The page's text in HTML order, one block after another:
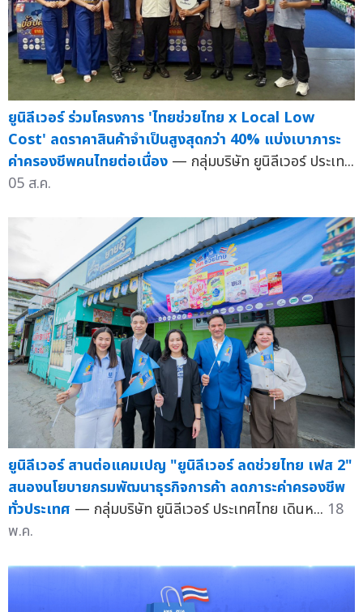
ยูนิลีเวอร์ ร่วมโครงการ 'ไทยช่วยไทย x Local Low
Cost' ลดราคาสินค้าจำเป็นสูงสุดกว่า 40% แบ่งเบาภาระ
ค่าครองชีพคนไทยต่อเนื่อง — กลุ่มบริษัท ยูนิลีเวอร์ ประเท...
05 ส.ค.
ยูนิลีเวอร์ สานต่อแคมเปญ "ยูนิลีเวอร์ ลดช่วยไทย เฟส 2"
สนองนโยบายกรมพัฒนาธุรกิจการค้า ลดภาระค่าครองชีพ
ทั่วประเทศ — กลุ่มบริษัท ยูนิลีเวอร์ ประเทศไทย เดินห... 18
พ.ค.